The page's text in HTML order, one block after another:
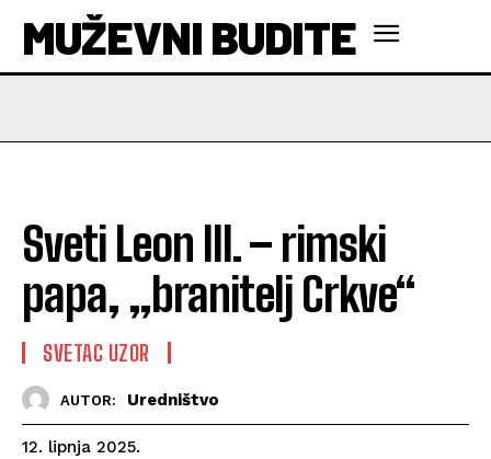
MUŽEVNI BUDITE
Sveti Leon III. – rimski
papa, „branitelj Crkve“
SVETAC UZOR
AUTOR: Uredništvo
12. lipnja 2025.